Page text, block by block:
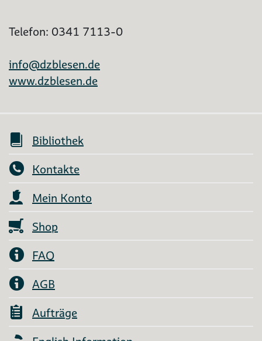
Telefon: 0341 7113-0
info@dzblesen.de
www.dzblesen.de
Bibliothek
Kontakte
Mein Konto
Shop
FAQ
AGB
Aufträge